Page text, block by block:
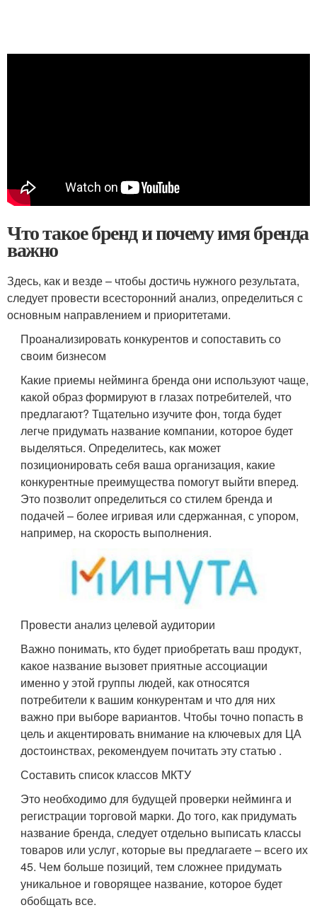
Что такое бренд и почему имя бренда
важно
Здесь, как и везде – чтобы достичь нужного результата,
следует провести всесторонний анализ, определиться с
основным направлением и приоритетами.
Проанализировать конкурентов и сопоставить со
своим бизнесом
Какие приемы нейминга бренда они используют чаще,
какой образ формируют в глазах потребителей, что
предлагают? Тщательно изучите фон, тогда будет
легче придумать название компании, которое будет
выделяться. Определитесь, как может
позиционировать себя ваша организация, какие
конкурентные преимущества помогут выйти вперед.
Это позволит определиться со стилем бренда и
подачей – более игривая или сдержанная, с упором,
например, на скорость выполнения.
Провести анализ целевой аудитории
Важно понимать, кто будет приобретать ваш продукт,
какое название вызовет приятные ассоциации
именно у этой группы людей, как относятся
потребители к вашим конкурентам и что для них
важно при выборе вариантов. Чтобы точно попасть в
цель и акцентировать внимание на ключевых для ЦА
достоинствах, рекомендуем почитать эту статью .
Составить список классов МКТУ
Это необходимо для будущей проверки нейминга и
регистрации торговой марки. До того, как придумать
название бренда, следует отдельно выписать классы
товаров или услуг, которые вы предлагаете – всего их
45. Чем больше позиций, тем сложнее придумать
уникальное и говорящее название, которое будет
обобщать все.